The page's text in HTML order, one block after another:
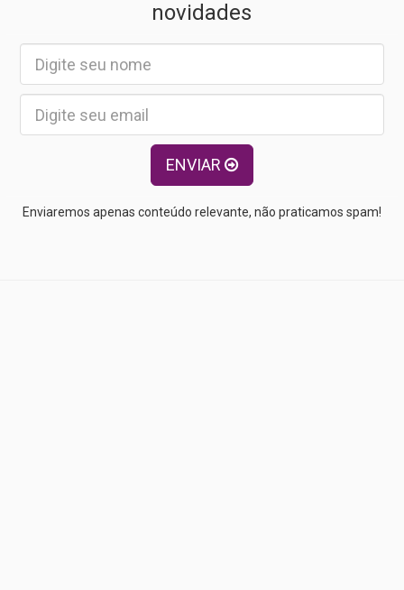
novidades
ENVIAR
Enviaremos apenas conteúdo relevante, não praticamos spam!